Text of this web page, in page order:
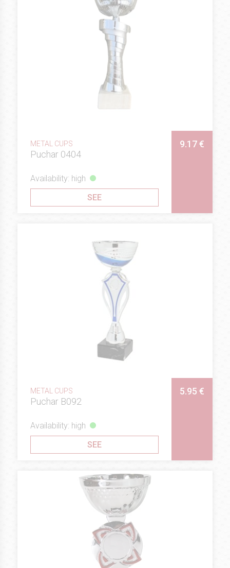
METAL CUPS
Puchar 0404
9.17 €
Availability: high
SEE
METAL CUPS
Puchar B092
5.95 €
Availability: high
SEE